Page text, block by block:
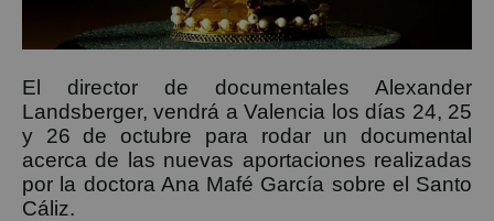
El director de documentales Alexander
Landsberger, vendrá a Valencia los días 24, 25
y 26 de octubre para rodar un documental
acerca de las nuevas aportaciones realizadas
por la doctora Ana Mafé García sobre el Santo
Cáliz.